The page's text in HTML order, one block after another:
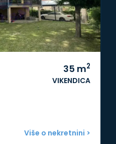
35 m2
VIKENDICA
Više o nekretnini >